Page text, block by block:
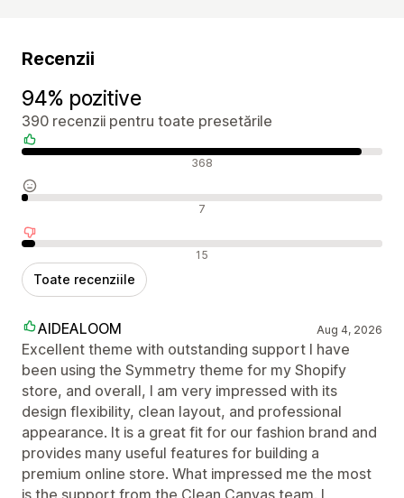
Recenzii
94% pozitive
390 recenzii pentru toate presetările
Recenzii pozitive 368
Recenzii neutre 7
Recenzii negative 15
Toate recenziile
AIDEALOOM Aug 4, 2026
Excellent theme with outstanding support I have
been using the Symmetry theme for my Shopify
store, and overall, I am very impressed with its
design flexibility, clean layout, and professional
appearance. It is a great fit for our fashion brand and
provides many useful features for building a
premium online store. What impressed me the most
is the support from the Clean Canvas team. I